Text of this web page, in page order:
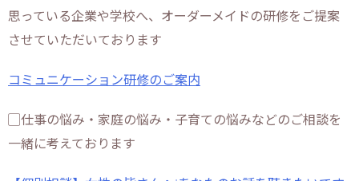
思っている企業や学校へ、オーダーメイドの研修をご提案
させていただいております
コミュニケーション研修のご案内
▢仕事の悩み・家庭の悩み・子育ての悩みなどのご相談を
一緒に考えております